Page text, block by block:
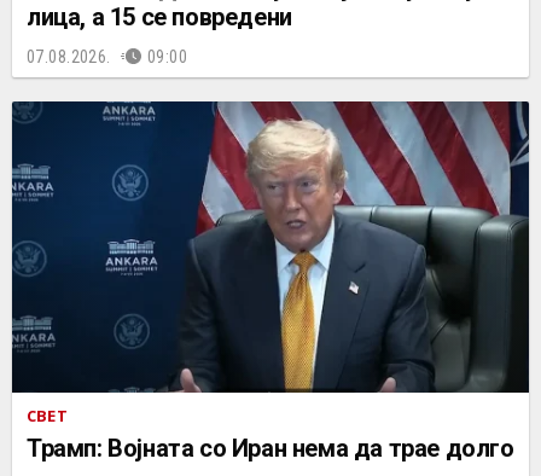
лица, а 15 се повредени
07.08.2026. 09:00
СВЕТ
Трамп: Војната со Иран нема да трае долго